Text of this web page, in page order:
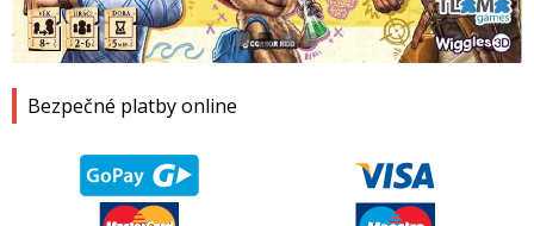
Bezpečné platby online